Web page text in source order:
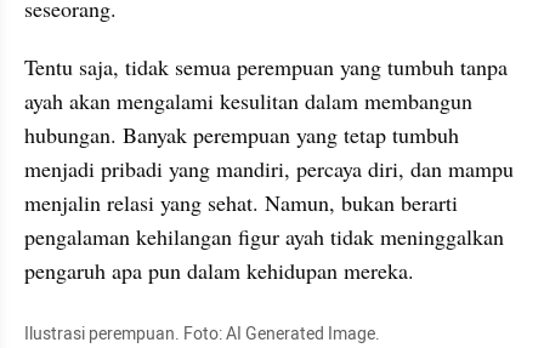
seseorang.
Tentu saja, tidak semua perempuan yang tumbuh tanpa
ayah akan mengalami kesulitan dalam membangun
hubungan. Banyak perempuan yang tetap tumbuh
menjadi pribadi yang mandiri, percaya diri, dan mampu
menjalin relasi yang sehat. Namun, bukan berarti
pengalaman kehilangan figur ayah tidak meninggalkan
pengaruh apa pun dalam kehidupan mereka.
Ilustrasi perempuan. Foto: AI Generated Image.